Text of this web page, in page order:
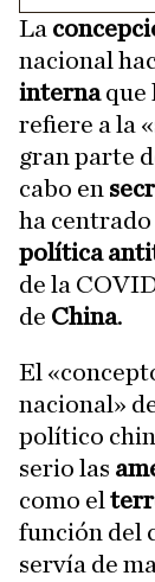
La
nacional
internaque
refiere a la «
gran parte
cabo en
ha
política
de la
de China.
El
nacional»
político
serio las
como el
función del
servía de